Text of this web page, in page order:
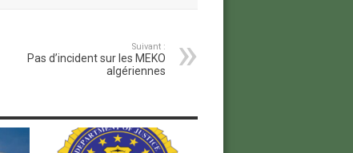
Suivant :
Pas d’incident sur les MEKO
algériennes